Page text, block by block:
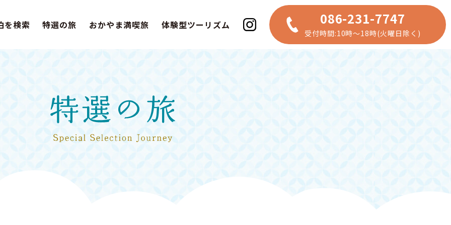
を検索 特選の旅 おかやま満喫旅 体験型ツーリズム 086-231-7747
受付時間:10時～18時(火曜日除く)